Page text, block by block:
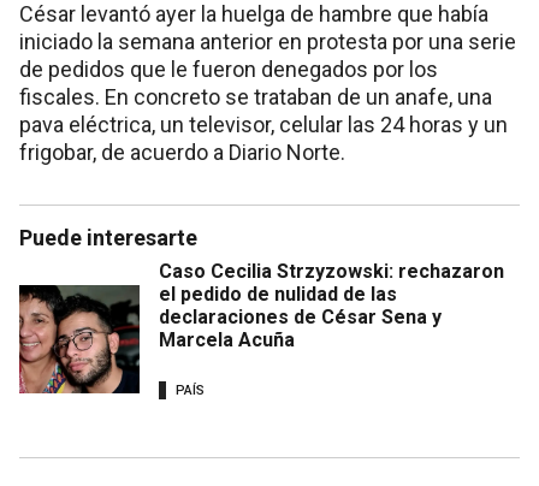
César levantó ayer la huelga de hambre que había
iniciado la semana anterior en protesta por una serie
de pedidos que le fueron denegados por los
fiscales. En concreto se trataban de un anafe, una
pava eléctrica, un televisor, celular las 24 horas y un
frigobar, de acuerdo a Diario Norte.
Puede interesarte
Caso Cecilia Strzyzowski: rechazaron
el pedido de nulidad de las
declaraciones de César Sena y
Marcela Acuña
PAÍS